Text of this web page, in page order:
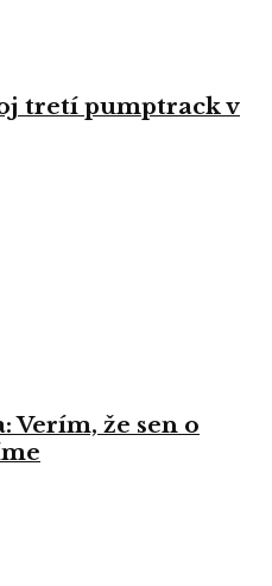
tretí pumptrack v
Verím, že sen o